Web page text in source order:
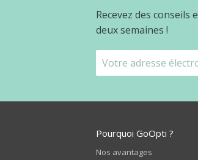
Recevez des
deux semaines !
Pourquoi GoOpti ?
Nos avantages